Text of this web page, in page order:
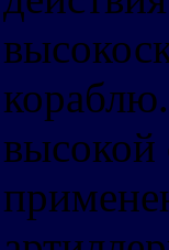
высокой